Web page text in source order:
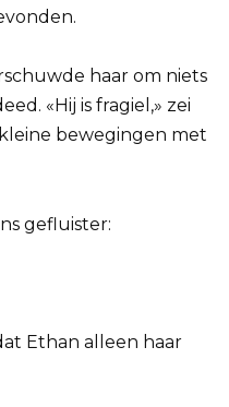
haar om niets
«Hij is fragiel,» zei
bewegingen met
gefluister:
Ethan alleen haar